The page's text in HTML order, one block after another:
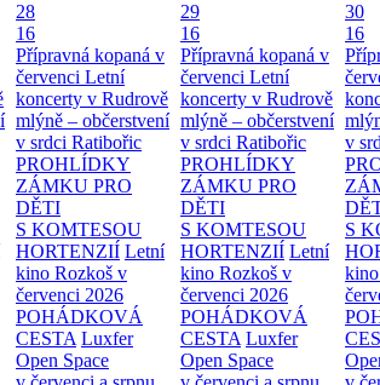
28
16
Přípravná kopaná v
červenci Letní
koncerty v Rudrově
mlýně – občerstvení
v srdci Ratibořic
PROHLÍDKY
ZÁMKU PRO
DĚTI
S KOMTESOU
HORTENZIÍ Letní
kino Rozkoš v
červenci 2026
POHÁDKOVÁ
CESTA Luxfer
Open Space
29
16
Přípravná kopaná v
červenci Letní
koncerty v Rudrově
mlýně – občerstvení
v srdci Ratibořic
PROHLÍDKY
ZÁMKU PRO
DĚTI
S KOMTESOU
HORTENZIÍ Letní
kino Rozkoš v
červenci 2026
POHÁDKOVÁ
CESTA Luxfer
Open Space
30
16
v
S